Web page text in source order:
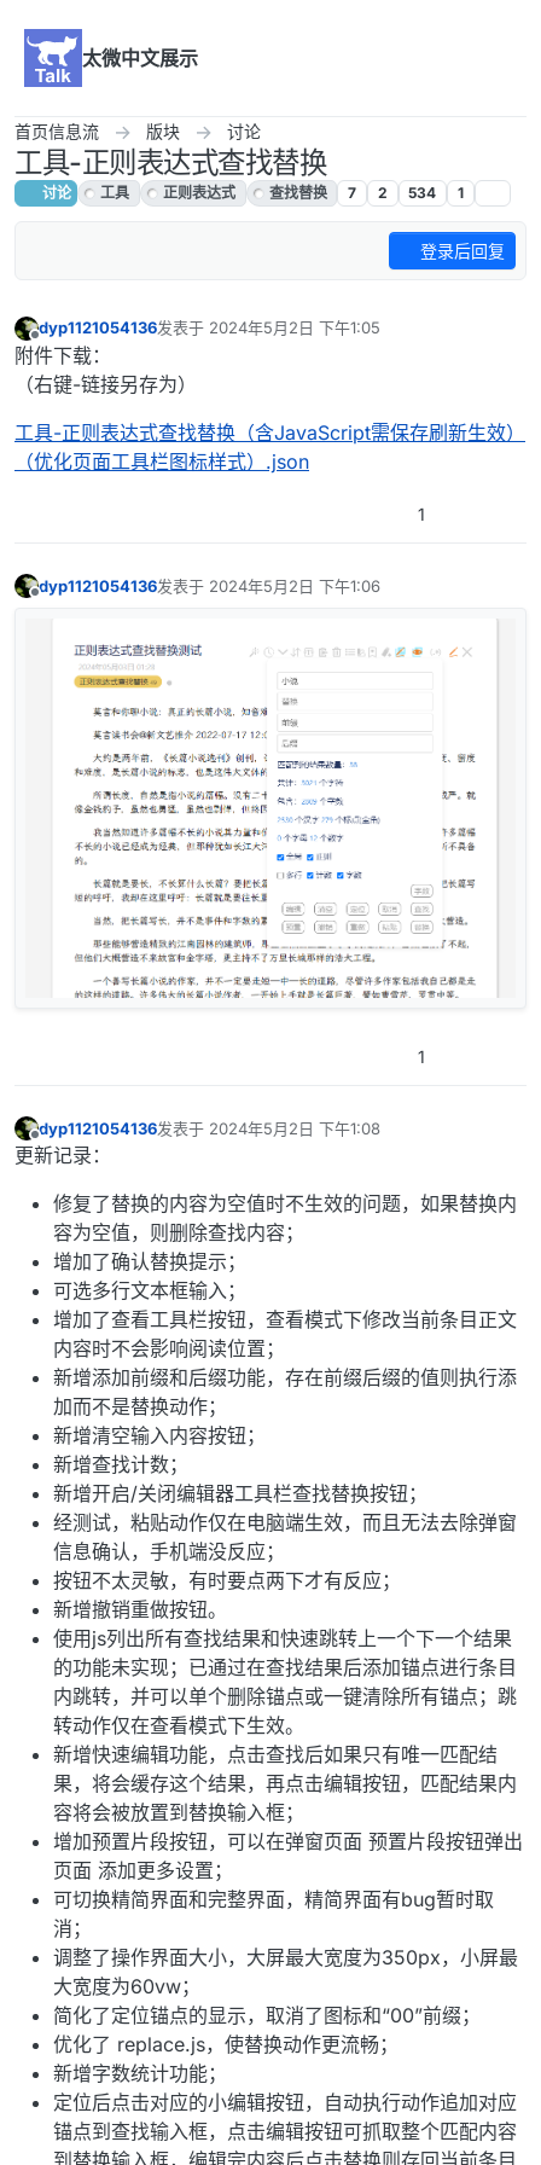
太微中文展示
首页信息流 版块 讨论
工具-正则表达式查找替换
讨论 工具 正则表达式 查找替换 7 2 534 1
登录后回复
离线
dyp1121054136发表于 2024年5月2日 下午1:05
最后由 dyp1121054136 编辑2024年5月9日 下午4:20
附件下载：
（右键-链接另存为）
工具-正则表达式查找替换（含JavaScript需保存刷新生效）
（优化页面工具栏图标样式）.json
1
dyp1121054136发表于 2024年5月2日 下午1:06
最后由 dyp1121054136 编辑2024年5月5日 下午2:02
1
离线
dyp1121054136发表于 2024年5月2日 下午1:08
最后由 dyp1121054136 编辑2024年5月25日 上午4:01
更新记录：
修复了替换的内容为空值时不生效的问题，如果替换内
容为空值，则删除查找内容；
增加了确认替换提示；
可选多行文本框输入；
增加了查看工具栏按钮，查看模式下修改当前条目正文
内容时不会影响阅读位置；
新增添加前缀和后缀功能，存在前缀后缀的值则执行添
加而不是替换动作；
新增清空输入内容按钮；
新增查找计数；
新增开启/关闭编辑器工具栏查找替换按钮；
经测试，粘贴动作仅在电脑端生效，而且无法去除弹窗
信息确认，手机端没反应；
按钮不太灵敏，有时要点两下才有反应；
新增撤销重做按钮。
使用js列出所有查找结果和快速跳转上一个下一个结果
的功能未实现；已通过在查找结果后添加锚点进行条目
内跳转，并可以单个删除锚点或一键清除所有锚点；跳
转动作仅在查看模式下生效。
新增快速编辑功能，点击查找后如果只有唯一匹配结
果，将会缓存这个结果，再点击编辑按钮，匹配结果内
容将会被放置到替换输入框；
增加预置片段按钮，可以在弹窗页面 预置片段按钮弹出
页面 添加更多设置；
可切换精简界面和完整界面，精简界面有bug暂时取
消；
调整了操作界面大小，大屏最大宽度为350px，小屏最
大宽度为60vw；
简化了定位锚点的显示，取消了图标和“00”前缀；
优化了 replace.js，使替换动作更流畅；
新增字数统计功能；
定位后点击对应的小编辑按钮，自动执行动作追加对应
锚点到查找输入框，点击编辑按钮可抓取整个匹配内容